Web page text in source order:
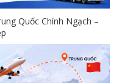
Quốc Chính Ngạch –